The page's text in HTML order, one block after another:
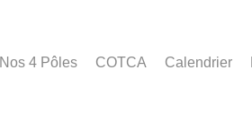
Nos 4 Pôles COTCA Calendrier